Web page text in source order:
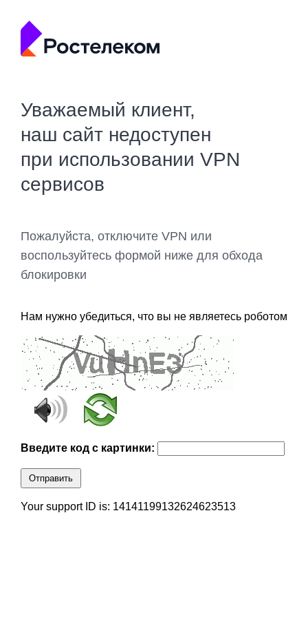
Уважаемый клиент,
наш сайт недоступен
при использовании VPN
сервисов
Пожалуйста, отключите VPN или
воспользуйтесь формой ниже для обхода
блокировки
Нам нужно убедиться, что вы не являетесь роботом
Введите код с картинки:
Отправить
Your support ID is: 14141199132624623513